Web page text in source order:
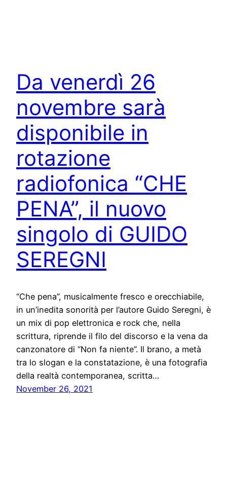
Da venerdì 26
novembre sarà
disponibile in
rotazione
radiofonica “CHE
PENA”, il nuovo
singolo di GUIDO
SEREGNI
“Che pena”, musicalmente fresco e orecchiabile,
in un’inedita sonorità per l’autore Guido Seregni, è
un mix di pop elettronica e rock che, nella
scrittura, riprende il filo del discorso e la vena da
canzonatore di “Non fa niente”. Il brano, a metà
tra lo slogan e la constatazione, è una fotografia
della realtà contemporanea, scritta…
November 26, 2021